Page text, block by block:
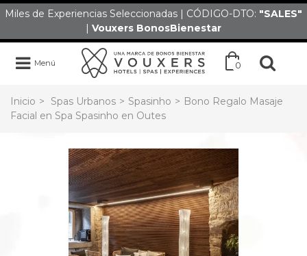
Miles de Experiencias Seleccionadas | CÓDIGO-DTO: "SALES"
| Vouxers BonosBienestar
Menú 0
Inicio > Spas Urbanos > Spasinho > Bono Regalo Masaje
Facial en Spa Spasinho en Outes